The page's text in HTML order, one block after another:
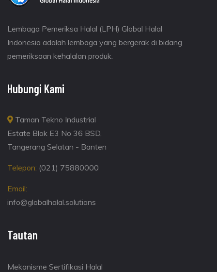
Lembaga Pemeriksa Halal (LPH) Global Halal
Indonesia adalah lembaga yang bergerak di bidang
pemeriksaan kehalalan produk.
Hubungi Kami
Taman Tekno Industrial
Estate Blok E3 No 36 BSD,
Tangerang Selatan - Banten
Telepon: (021) 75880000
Email:
info@globalhalal.solutions
Tautan
Mekanisme Sertifikasi Halal